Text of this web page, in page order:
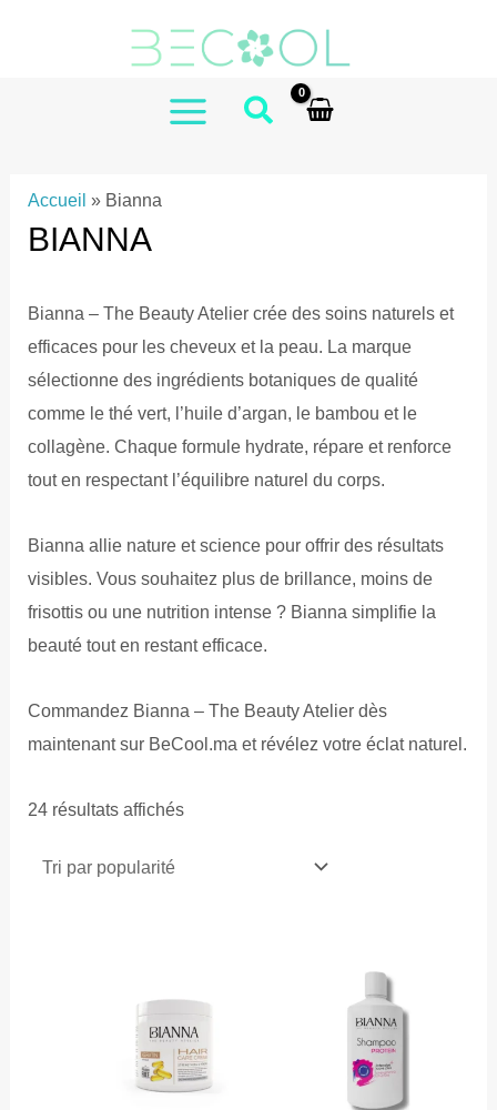
MAIN
Accueil » Bianna
BIANNA
Bianna – The Beauty Atelier crée des soins naturels et
efficaces pour les cheveux et la peau. La marque
sélectionne des ingrédients botaniques de qualité
comme le thé vert, l’huile d’argan, le bambou et le
collagène. Chaque formule hydrate, répare et renforce
tout en respectant l’équilibre naturel du corps.
Bianna allie nature et science pour offrir des résultats
visibles. Vous souhaitez plus de brillance, moins de
frisottis ou une nutrition intense ? Bianna simplifie la
beauté tout en restant efficace.
Commandez Bianna – The Beauty Atelier dès
maintenant sur BeCool.ma et révélez votre éclat naturel.
24 résultats affichésTrié